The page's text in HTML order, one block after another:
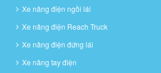
Xe nâng điện ngồi lái
Xe nâng điện Reach Truck
Xe nâng điện đứng lái
Xe nâng tay điện